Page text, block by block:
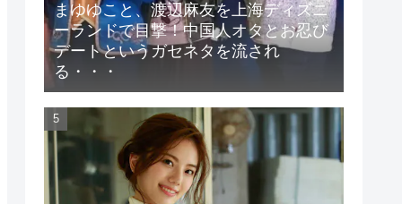
まゆゆこと、渡辺麻友を上海ディズニ
ーランドで目撃！中国人オタとお忍び
デートというガセネタを流され
る・・・